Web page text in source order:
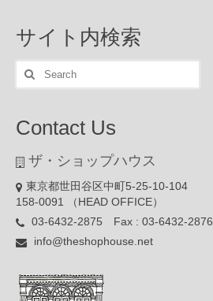
サイト内検索
Search
for:
Contact Us
ザ・ショップハウス
東京都世田谷区中町5-25-10-104
158-0091 （HEAD OFFICE）
03-6432-2875 Fax : 03-6432-2876
info@theshophouse.net